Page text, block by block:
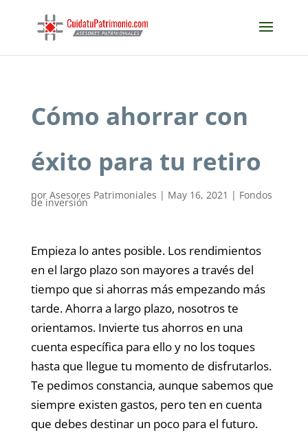
Cómo ahorrar con
éxito para tu retiro
por Asesores Patrimoniales | May 16, 2021 | Fondos
de inversión
Empieza lo antes posible. Los rendimientos
en el largo plazo son mayores a través del
tiempo que si ahorras más empezando más
tarde. Ahorra a largo plazo, nosotros te
orientamos. Invierte tus ahorros en una
cuenta específica para ello y no los toques
hasta que llegue tu momento de disfrutarlos.
Te pedimos constancia, aunque sabemos que
siempre existen gastos, pero ten en cuenta
que debes destinar un poco para el futuro.